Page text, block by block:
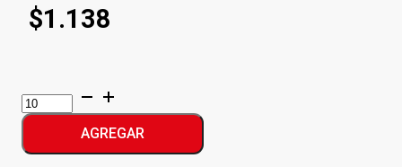
$1.138
KNORR
CALDO
GALLINAAGREGAR